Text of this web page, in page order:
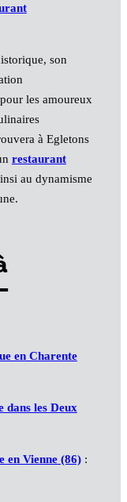
son
les amoureux
à Egletons
restaurant
au dynamisme
en Charente
dans les Deux
en Vienne (86):